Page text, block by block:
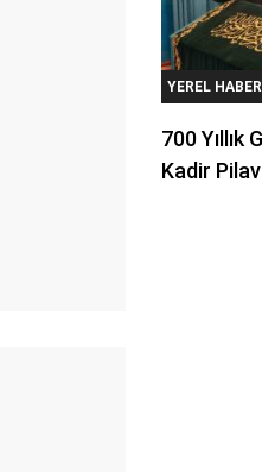
YEREL
700
Kadir